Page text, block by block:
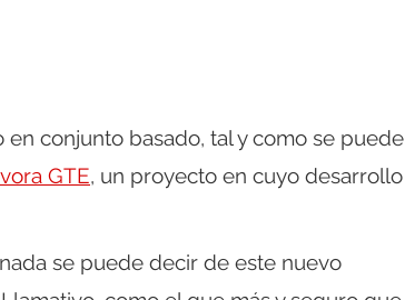
conjunto basado, tal y como se puede
GTE, un proyecto en cuyo desarrollo
se puede decir de este nuevo